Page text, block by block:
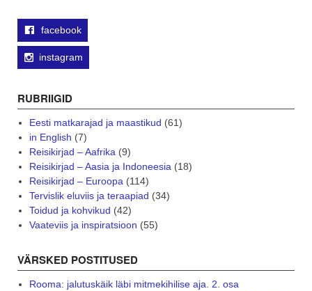
facebook
instagram
RUBRIIGID
Eesti matkarajad ja maastikud (61)
in English (7)
Reisikirjad – Aafrika (9)
Reisikirjad – Aasia ja Indoneesia (18)
Reisikirjad – Euroopa (114)
Tervislik eluviis ja teraapiad (34)
Toidud ja kohvikud (42)
Vaateviis ja inspiratsioon (55)
VÄRSKED POSTITUSED
Rooma: jalutuskäik läbi mitmekihilise aja. 2. osa